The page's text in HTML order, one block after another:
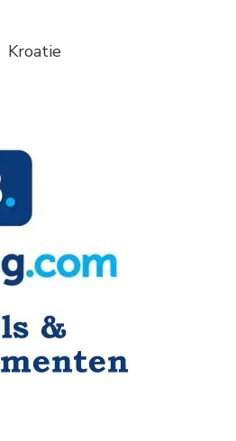
Kroatie